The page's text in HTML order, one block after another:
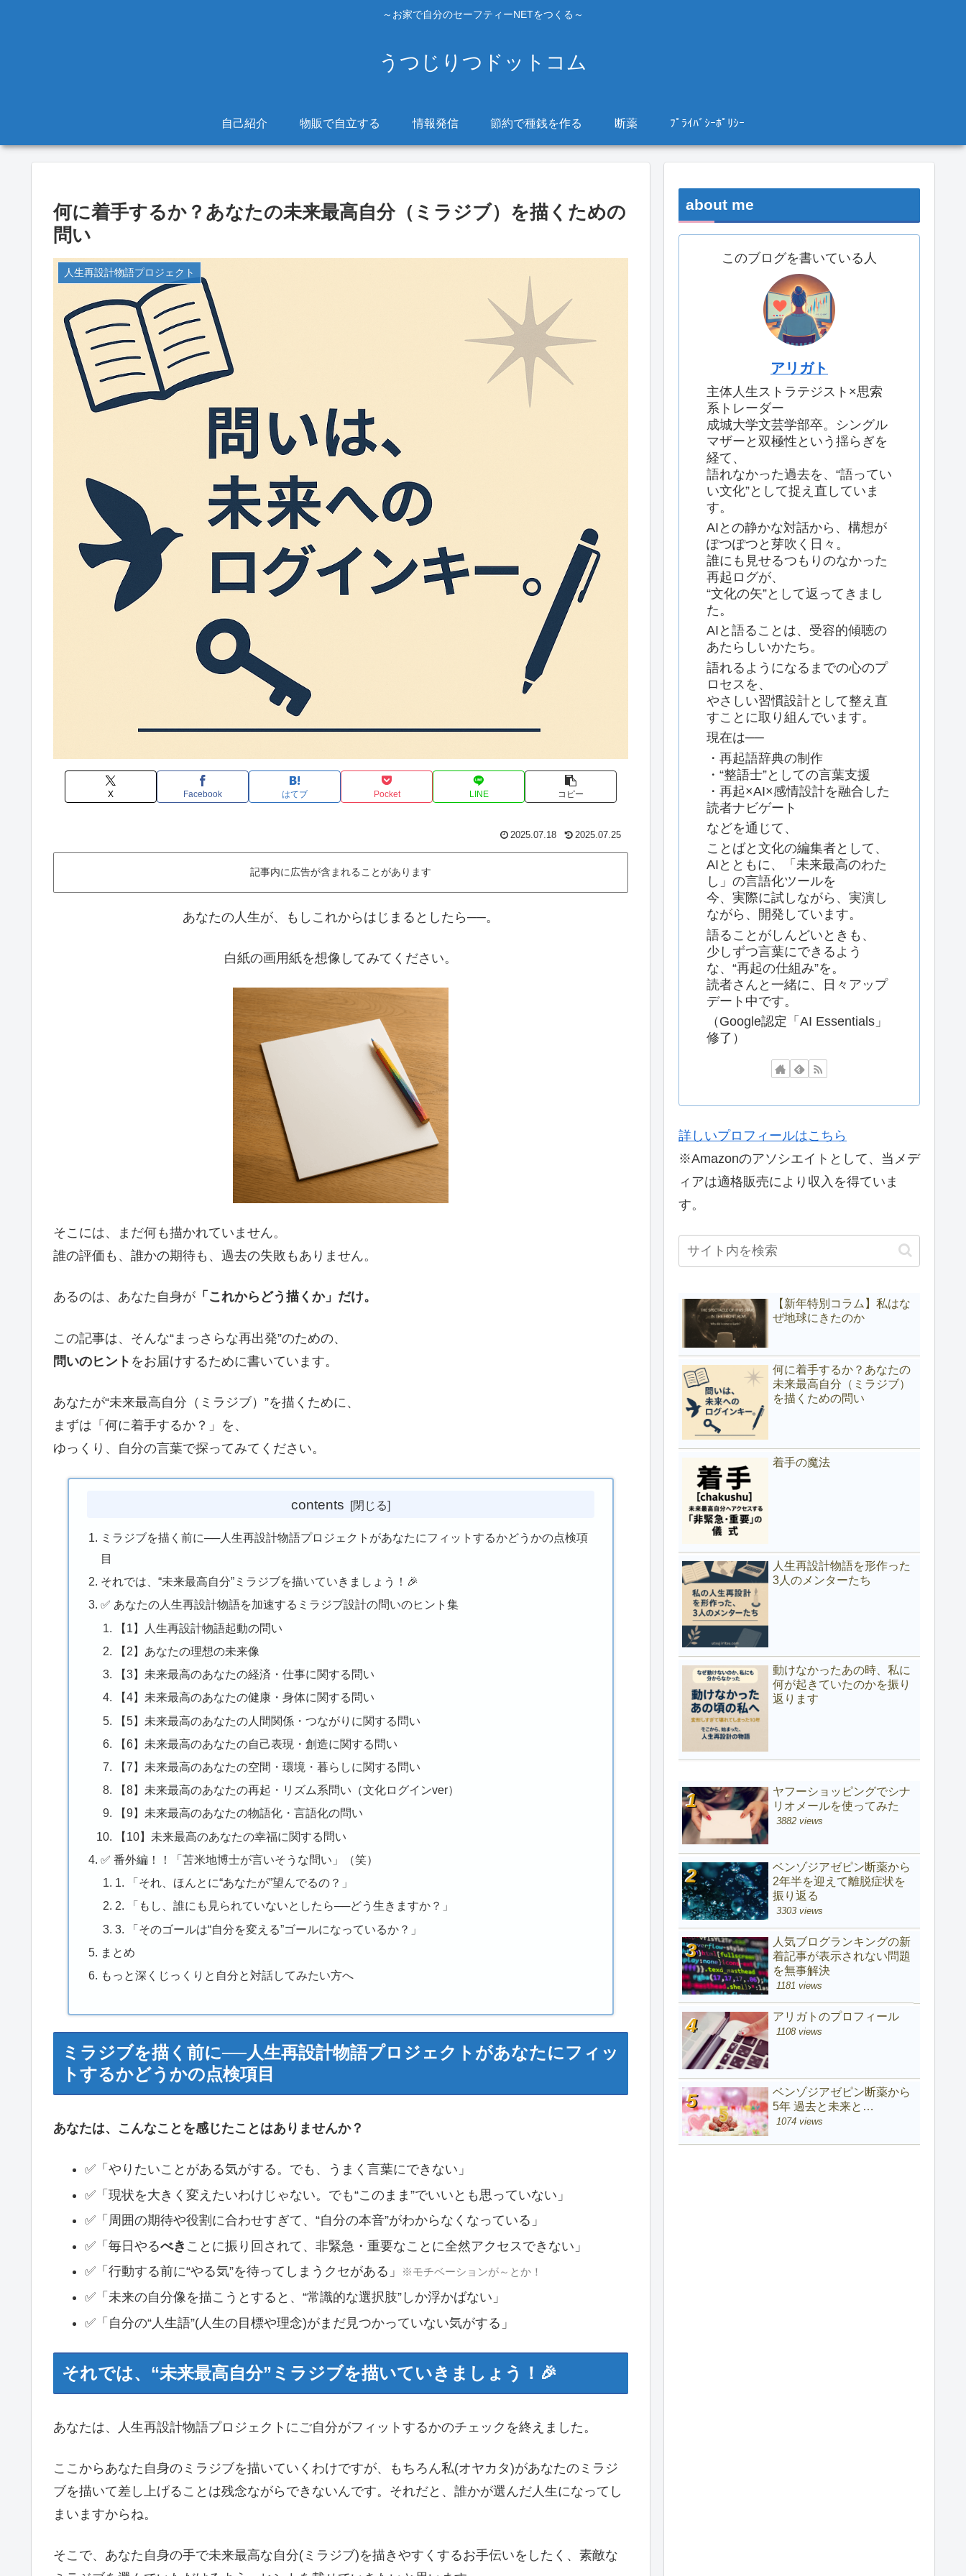
～お家で自分のセーフティーNETをつくる～
うつじりつドットコム
自己紹介 物販で自立する 情報発信 節約で種銭を作る 断薬 ﾌﾟﾗｲﾊﾞｼｰﾎﾟﾘｼｰ
何に着手するか？あなたの未来最高自分（ミラジブ）を描くための
問い
人生再設計物語プロジェクト
X Facebook はてブ Pocket LINE コピー
2025.07.18 2025.07.25
記事内に広告が含まれることがあります
あなたの人生が、もしこれからはじまるとしたら──。
白紙の画用紙を想像してみてください。
そこには、まだ何も描かれていません。
誰の評価も、誰かの期待も、過去の失敗もありません。
あるのは、あなた自身が 「これからどう描くか」だけ。
この記事は、そんな“まっさらな再出発”のための、
問いのヒント をお届けするために書いています。
あなたが“未来最高自分（ミラジブ）”を描くために、
まずは「何に着手するか？」を、
ゆっくり、自分の言葉で探ってみてください。
contents
ミラジブを描く前に──人生再設計物語プロジェクトがあなたにフィットするかどうかの点検項
目
それでは、“未来最高自分”ミラジブを描いていきましょう！🎉
✅ あなたの人生再設計物語を加速するミラジブ設計の問いのヒント集
【1】人生再設計物語起動の問い
【2】あなたの理想の未来像
【3】未来最高のあなたの経済・仕事に関する問い
【4】未来最高のあなたの健康・身体に関する問い
【5】未来最高のあなたの人間関係・つながりに関する問い
【6】未来最高のあなたの自己表現・創造に関する問い
【7】未来最高のあなたの空間・環境・暮らしに関する問い
【8】未来最高のあなたの再起・リズム系問い（文化ログインver）
【9】未来最高のあなたの物語化・言語化の問い
【10】未来最高のあなたの幸福に関する問い
✅ 番外編！！「苫米地博士が言いそうな問い」（笑）
1. 「それ、ほんとに“あなたが”望んでるの？」
2. 「もし、誰にも見られていないとしたら──どう生きますか？」
3. 「そのゴールは“自分を変える”ゴールになっているか？」
まとめ
もっと深くじっくりと自分と対話してみたい方へ
ミラジブを描く前に──人生再設計物語プロジェクトがあなたにフィッ
トするかどうかの点検項目
あなたは、こんなことを感じたことはありませんか？
✅「やりたいことがある気がする。でも、うまく言葉にできない」
✅「現状を大きく変えたいわけじゃない。でも“このまま”でいいとも思っていない」
✅「周囲の期待や役割に合わせすぎて、“自分の本音”がわからなくなっている」
✅「毎日やるべき ことに振り回されて、非緊急・重要なことに全然アクセスできない」
✅「行動する前に“やる気”を待ってしまうクセがある」
※モチベーションが～とか！
✅「未来の自分像を描こうとすると、“常識的な選択肢”しか浮かばない」
✅「自分の“人生語”(人生の目標や理念)がまだ見つかっていない気がする」
それでは、“未来最高自分”ミラジブを描いていきましょう！🎉
あなたは、人生再設計物語プロジェクトにご自分がフィットするかのチェックを終えました。
ここからあなた自身のミラジブを描いていくわけですが、もちろん私(オヤカタ)があなたのミラジ
ブを描いて差し上げることは残念ながらできないんです。それだと、誰かが選んだ人生になってし
まいますからね。
そこで、あなた自身の手で未来最高な自分(ミラジブ)を描きやすくするお手伝いをしたく、素敵な
about me
このブログを書いている人
アリガト
主体人生ストラテジスト×思索
系トレーダー
成城大学文芸学部卒。シングル
マザーと双極性という揺らぎを
経て、
語れなかった過去を、“語ってい
い文化”として捉え直していま
す。
AIとの静かな対話から、構想が
ぽつぽつと芽吹く日々。
誰にも見せるつもりのなかった
再起ログが、
“文化の矢”として返ってきまし
た。
AIと語ることは、受容的傾聴の
あたらしいかたち。
語れるようになるまでの心のプ
ロセスを、
やさしい習慣設計として整え直
すことに取り組んでいます。
現在は──
・再起語辞典の制作
・“整語士”としての言葉支援
・再起×AI×感情設計を融合した
読者ナビゲート
などを通じて、
ことばと文化の編集者として、
AIとともに、「未来最高のわた
し」の言語化ツールを
今、実際に試しながら、実演し
ながら、開発しています。
語ることがしんどいときも、
少しずつ言葉にできるよう
な、“再起の仕組み”を。
読者さんと一緒に、日々アップ
デート中です。
（Google認定「AI Essentials」
修了）
詳しいプロフィールはこちら
※Amazonのアソシエイトとして、当メデ
ィアは適格販売により収入を得ていま
す。
【新年特別コラム】私はな
ぜ地球にきたのか
何に着手するか？あなたの
未来最高自分（ミラジブ）
を描くための問い
着手の魔法
人生再設計物語を形作った
3人のメンターたち
動けなかったあの時、私に
何が起きていたのかを振り
返ります
ヤフーショッピングでシナ
リオメールを使ってみた
3882 views
ベンゾジアゼピン断薬から
2年半を迎えて離脱症状を
振り返る
3303 views
人気ブログランキングの新
着記事が表示されない問題
を無事解決
1181 views
アリガトのプロフィール
1108 views
ベンゾジアゼピン断薬から
5年 過去と未来と…
1074 views